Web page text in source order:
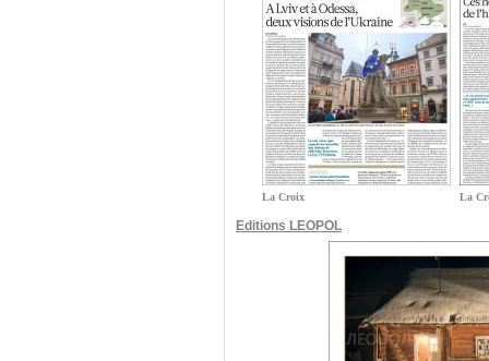
La Croix La
Editions LEOPOL